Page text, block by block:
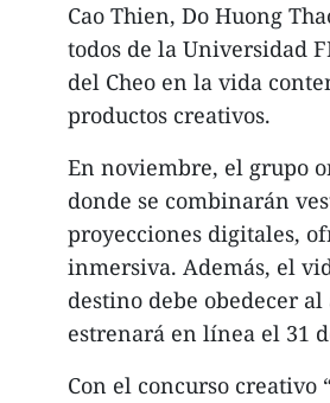
Cao Thien, Do Huong
todos de la Universidad
del Cheo en la vida
productos creativos.
En noviembre, el grupo
donde se combinarán
proyecciones digitales,
inmersiva. Además, el
destino debe obedecer
estrenará en línea el 31
Con el concurso creativo